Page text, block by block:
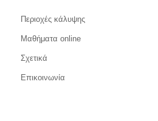
Περιοχές κάλυψης
Μαθήματα online
Σχετικά
Επικοινωνία